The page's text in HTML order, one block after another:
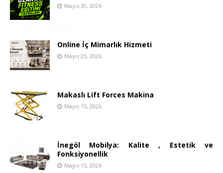
Mayıs 30, 2026
Online İç Mimarlık Hizmeti
Mayıs 25, 2026
Makaslı Lift Forces Makina
Mayıs 15, 2026
İnegöl Mobilya: Kalite , Estetik ve
Fonksiyonellik
Mayıs 15, 2026